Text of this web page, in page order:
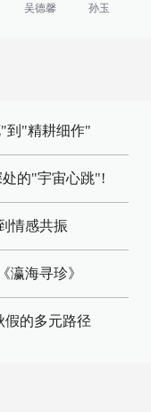
吴德馨 孙玉
到"精耕细作"
处的"宇宙心跳"!
情感共振
海寻珍》
假的多元路径